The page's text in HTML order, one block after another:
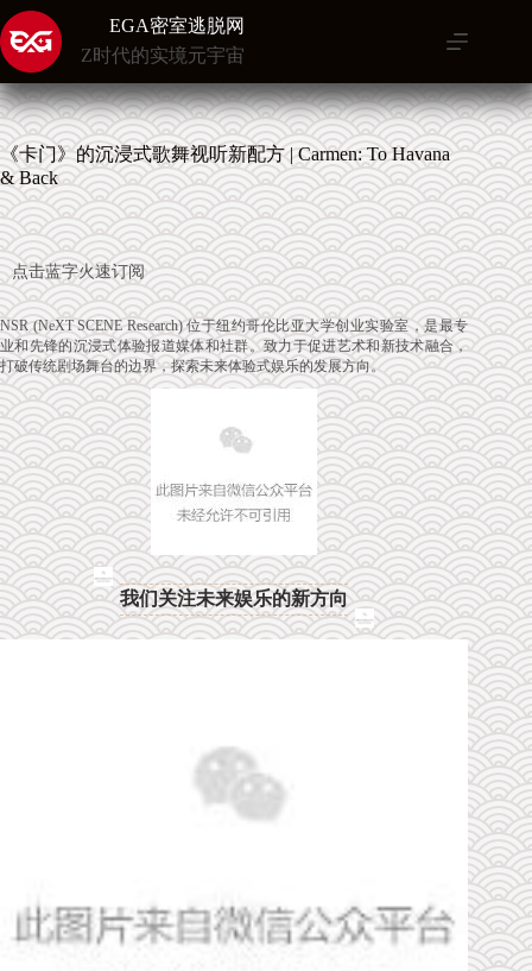
跳
至
内
容
EGA密室逃脱网
Z时代的实境元宇宙
《卡门》的沉浸式歌舞视听新配方 | Carmen: To Havana
& Back
点击蓝字火速订阅
NSR (NeXT SCENE Research) 位于纽约哥伦比亚大学创业实验室，是最专
业和先锋的沉浸式体验报道媒体和社群。致力于促进艺术和新技术融合，
打破传统剧场舞台的边界，探索未来体验式娱乐的发展方向。
我们关注未来娱乐的新方向